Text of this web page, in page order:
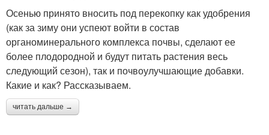
Осенью принято вносить под перекопку как удобрения
(как за зиму они успеют войти в состав
органоминерального комплекса почвы, сделают ее
более плодородной и будут питать растения весь
следующий сезон), так и почвоулучшающие добавки.
Какие и как? Рассказываем.
читать дальше →